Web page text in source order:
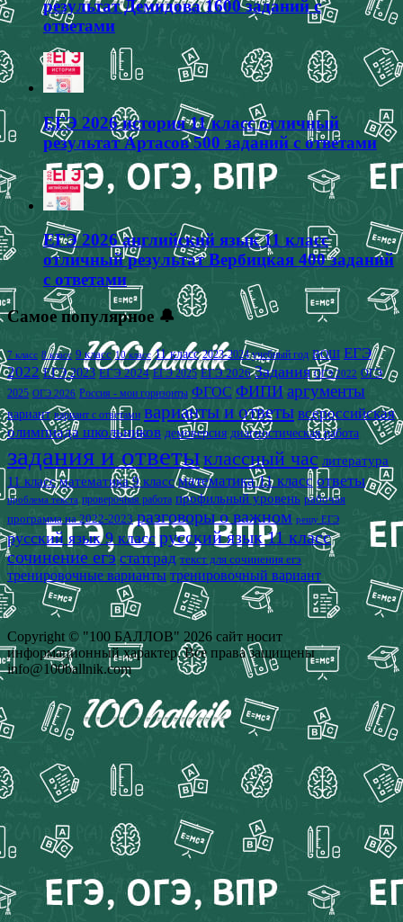
результат Демидова 1600 заданий с
ответами
ЕГЭ 2026 история 11 класс отличный
результат Артасов 500 заданий с ответами
ЕГЭ 2026 английский язык 11 класс
отличный результат Вербицкая 400 заданий
с ответами
Самое популярное 🔔
7 класс 8 класс 9 класс 10 класс 11 класс 2023-2024 учебный год ВОШ ЕГЭ
2022 ЕГЭ 2023 ЕГЭ 2024 ЕГЭ 2025 ЕГЭ 2026 Задания ОГЭ 2022 ОГЭ
2025 ОГЭ 2026 Россия - мои горизонты ФГОС ФИПИ аргументы
вариант вариант с ответами варианты и ответы всероссийская
олимпиада школьников демоверсия диагностическая работа
задания и ответыклассный час литература
11 класс математика 9 класс математика 11 класс ответы
проблема текста проверочная работа профильный уровень рабочая
программа на 2022-2023 разговоры о важном решу ЕГЭ
русский язык 9 класс русский язык 11 класс
сочинение егэ статград текст для сочинения егэ
тренировочные варианты тренировочный вариант
Copyright © "100 БАЛЛОВ" 2026 сайт носит
информационный характер. Все права защищены
info@100ballnik.com